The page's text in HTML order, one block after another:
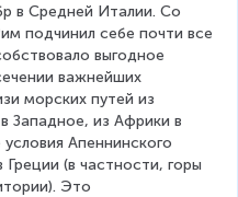
в Средней Италии. Со
подчинил себе почти все
выгодное
важнейших
морских путей из
Западное, из Африки в
Апеннинского
(в частности, горы
Это